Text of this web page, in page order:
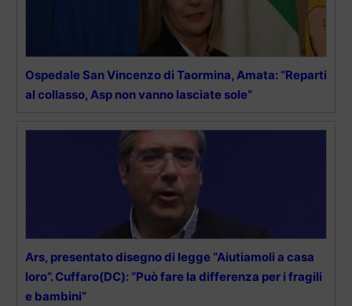
Ospedale San Vincenzo di Taormina, Amata: “Reparti
al collasso, Asp non vanno lasciate sole”
Ars, presentato disegno di legge “Aiutiamoli a casa
loro”. Cuffaro(DC): “Può fare la differenza per i fragili
e bambini”